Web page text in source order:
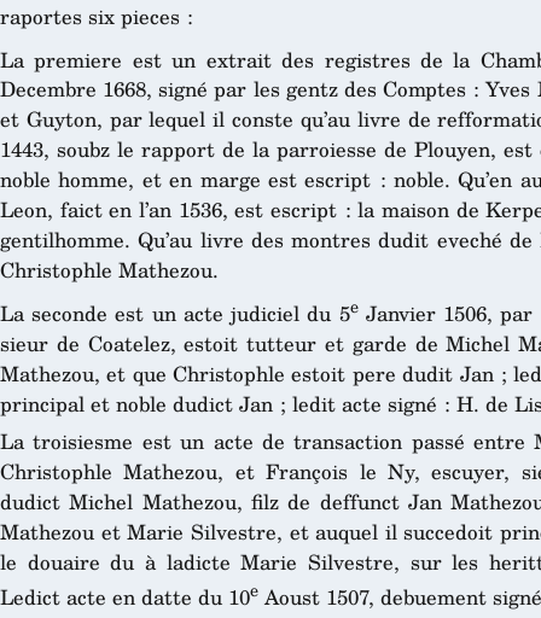
raportes six pieces :
La premiere est un extrait des registres de la
Decembre 1668, signé par les gentz des Comptes :
et Guyton, par lequel il conste qu’au livre de
1443, soubz le rapport de la parroiesse de Plouyen,
noble homme, et en marge est escript : noble. Qu’en
Leon, faict en l’an 1536, est escript : la maison de
gentilhomme. Qu’au livre des montres dudit eveché
Christophle Mathezou.
La seconde est un acte judiciel du 5eJanvier 1506, par
sieur de Coatelez, estoit tutteur et garde de Michel
Mathezou, et que Christophle estoit pere dudit Jan ;
principal et noble dudict Jan ; ledit acte signé : H. de
La troisiesme est un acte de transaction passé entre
Christophle Mathezou, et François le Ny, escuyer,
dudict Michel Mathezou, filz de deffunct Jan
Mathezou et Marie Silvestre, et auquel il succedoit
le douaire du à ladicte Marie Silvestre, sur les
Ledict acte en datte du 10eAoust 1507, debuement